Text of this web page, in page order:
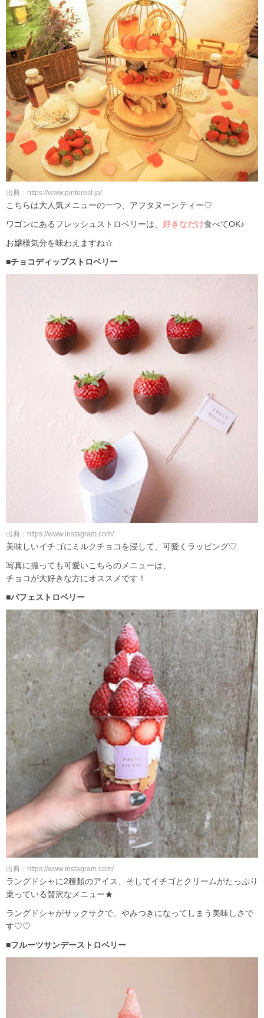
出典：https://www.pinterest.jp/
こちらは大人気メニューの一つ、アフタヌーンティー♡
ワゴンにあるフレッシュストロベリーは、 好きなだけ食べてOK♪
お嬢様気分を味わえますね☆
■チョコディップストロベリー
出典：https://www.instagram.com/
美味しいイチゴにミルクチョコを浸して、可愛くラッピング♡
写真に撮っても可愛いこちらのメニューは、
チョコが大好きな方にオススメです！
■パフェストロベリー
出典：https://www.instagram.com/
ラングドシャに2種類のアイス、そしてイチゴとクリームがたっぷり
乗っている贅沢なメニュー★
ラングドシャがサックサクで、やみつきになってしまう美味しさで
す♡♡
■フルーツサンデーストロベリー